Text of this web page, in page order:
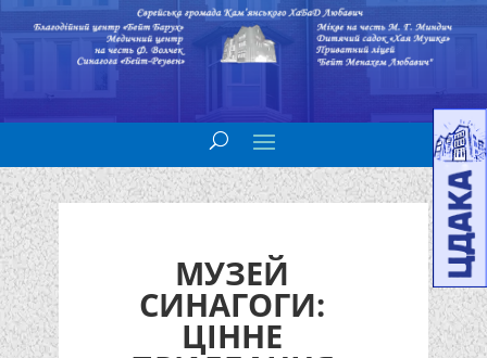
МУЗЕЙ
СИНАГОГИ:
ЦІННЕ